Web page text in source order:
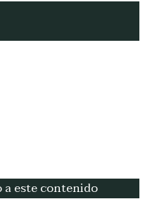
a este contenido